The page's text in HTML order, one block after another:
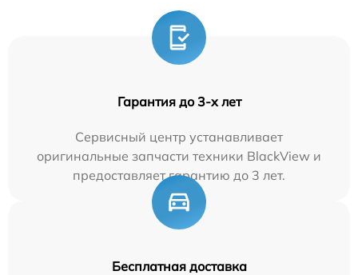
Гарантия до 3-х лет
Сервисный центр устанавливает
оригинальные запчасти техники BlackView и
предоставляет гарантию до 3 лет.
Бесплатная доставка